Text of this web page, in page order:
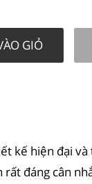
GIỎ
kế hiện đại
đáng cân